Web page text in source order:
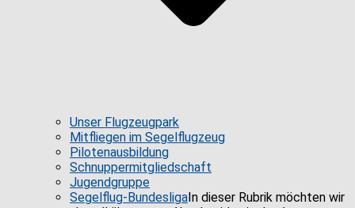
Unser Flugzeugpark
Mitfliegen im Segelflugzeug
Pilotenausbildung
Schnuppermitgliedschaft
Jugendgruppe
Segelflug-BundesligaIn dieser Rubrik möchten wir